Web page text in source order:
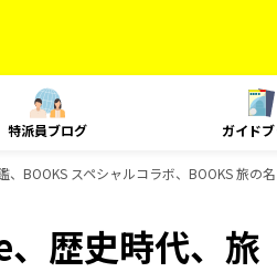
特派員ブログ ガイド
BOOKS スペシャルコラボ、BOOKS 旅
歴史時代、旅